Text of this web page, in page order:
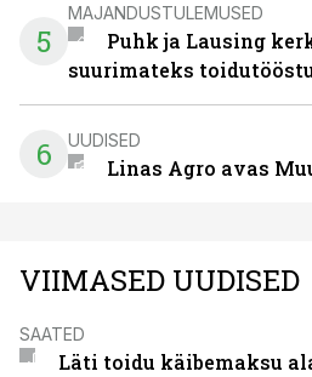
5
MAJANDUSTULEMUSED
Puhk ja Lausing
suurimateks
6 UUDISED
Linas Agro avas
VIIMASED UUDISED
SAATED
Läti toidu käibemaksu